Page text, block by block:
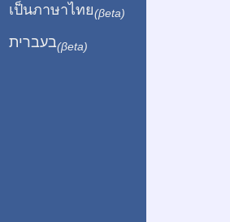
เป็นภาษาไทย(βeta)
בעברית(βeta)